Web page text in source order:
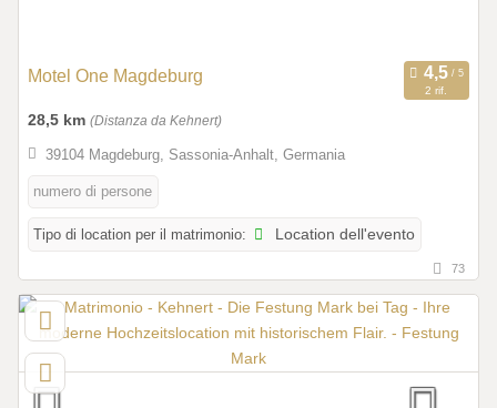
Motel One Magdeburg
2 rif.
28,5 km (Distanza da Kehnert)
39104 Magdeburg, Sassonia-Anhalt, Germania
numero di persone
Tipo di location per il matrimonio: Location dell'evento
73